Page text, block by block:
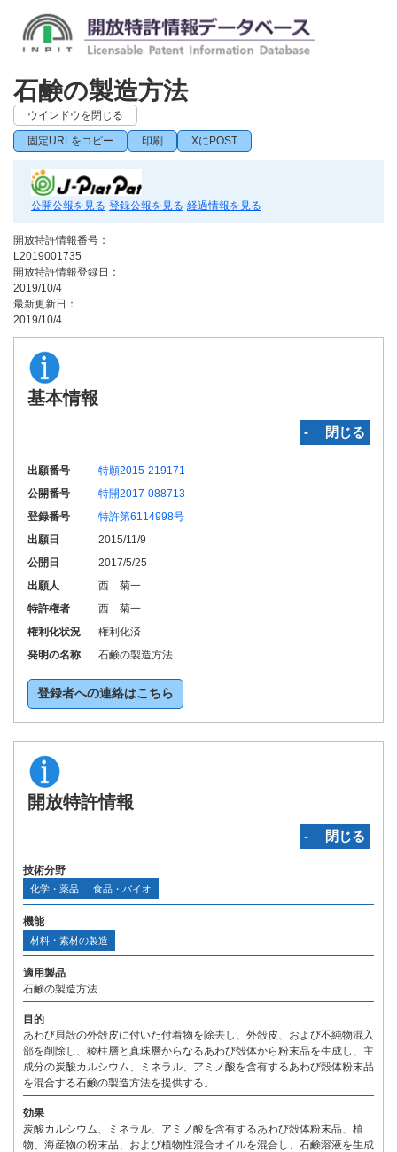
石鹸の製造方法
ウインドウを閉じる
固定URLをコピー 印刷 XにPOST
公開公報を見る 登録公報を見る 経過情報を見る
開放特許情報番号：
L2019001735
開放特許情報登録日：
2019/10/4
最新更新日：
2019/10/4
基本情報
‐ 閉じる
出願番号
特願2015-219171
公開番号
特開2017-088713
登録番号
特許第6114998号
出願日
2015/11/9
公開日
2017/5/25
出願人
西 菊一
特許権者
西 菊一
権利化状況
権利化済
発明の名称
石鹸の製造方法
登録者への連絡はこちら
開放特許情報
‐ 閉じる
技術分野
化学・薬品 食品・バイオ
機能
材料・素材の製造
適用製品
石鹸の製造方法
目的
あわび貝殻の外殻皮に付いた付着物を除去し、外殻皮、および不純物混入
部を削除し、稜柱層と真珠層からなるあわび殻体から粉末品を生成し、主
成分の炭酸カルシウム、ミネラル、アミノ酸を含有するあわび殻体粉末品
を混合する石鹸の製造方法を提供する。
効果
炭酸カルシウム、ミネラル、アミノ酸を含有するあわび殻体粉末品、植
物、海産物の粉末品、および植物性混合オイルを混合し、石鹸溶液を生成